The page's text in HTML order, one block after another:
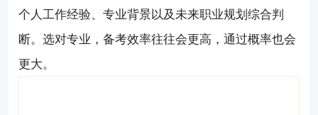
个人工作经验、专业背景以及未来职业规划综合判
断。选对专业，备考效率往往会更高，通过概率也会
更大。